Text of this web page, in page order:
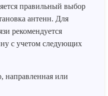
правильный выбор
антенн. Для
рекомендуется
с учетом следующих
направленная или